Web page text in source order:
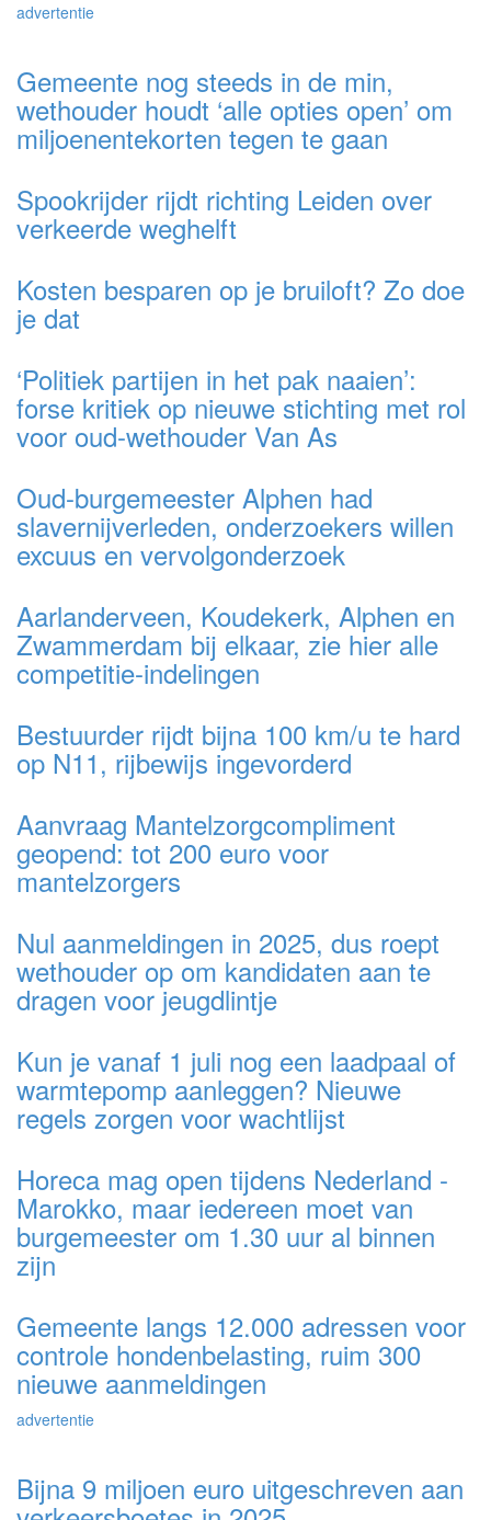
advertentie
Gemeente nog steeds in de min,
wethouder houdt ‘alle opties open’ om
miljoenentekorten tegen te gaan
Spookrijder rijdt richting Leiden over
verkeerde weghelft
Kosten besparen op je bruiloft? Zo doe
je dat
‘Politiek partijen in het pak naaien’:
forse kritiek op nieuwe stichting met rol
voor oud-wethouder Van As
Oud-burgemeester Alphen had
slavernijverleden, onderzoekers willen
excuus en vervolgonderzoek
Aarlanderveen, Koudekerk, Alphen en
Zwammerdam bij elkaar, zie hier alle
competitie-indelingen
Bestuurder rijdt bijna 100 km/u te hard
op N11, rijbewijs ingevorderd
Aanvraag Mantelzorgcompliment
geopend: tot 200 euro voor
mantelzorgers
Nul aanmeldingen in 2025, dus roept
wethouder op om kandidaten aan te
dragen voor jeugdlintje
Kun je vanaf 1 juli nog een laadpaal of
warmtepomp aanleggen? Nieuwe
regels zorgen voor wachtlijst
Horeca mag open tijdens Nederland -
Marokko, maar iedereen moet van
burgemeester om 1.30 uur al binnen
zijn
Gemeente langs 12.000 adressen voor
controle hondenbelasting, ruim 300
nieuwe aanmeldingen
advertentie
Bijna 9 miljoen euro uitgeschreven aan